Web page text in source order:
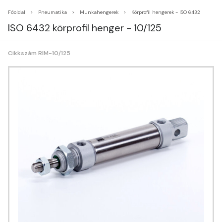
Főoldal Pneumatika Munkahengerek Körprofil hengerek - ISO 6432
ISO 6432 körprofil henger - 10/125
Cikkszám RIM-10/125